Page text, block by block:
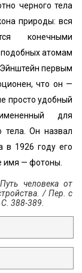
черного тела
природы: вся
конечными
подобных атомам
первым
что он —
просто удобный
для
тела. Он назвал
в 1926 году его
имя — фотоны.
человека от
/ Пер. с
388-389.